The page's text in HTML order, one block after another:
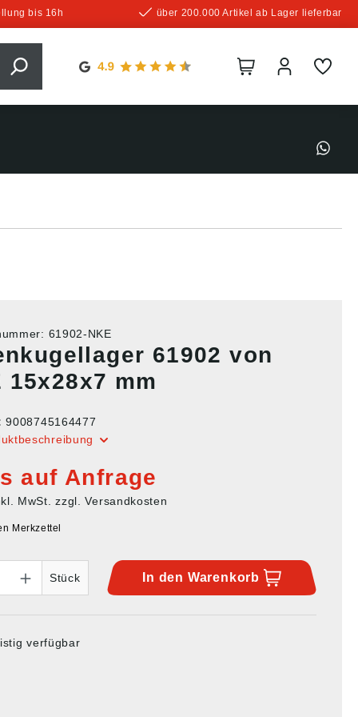
bis 16h über 200.000 Artikel ab Lager lieferbar
61902-NKE
61902 von
15x28x7 mm
9008745164477
auf Anfrage
MwSt. zzgl. Versandkosten
Merkzettel
Stück
In den Warenkorb
verfügbar